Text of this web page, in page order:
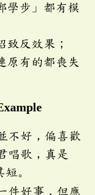
學步」都有模
致反效果；
原有的都喪失
不好，偏喜歡
唱歌，真是
。
件好事，但應